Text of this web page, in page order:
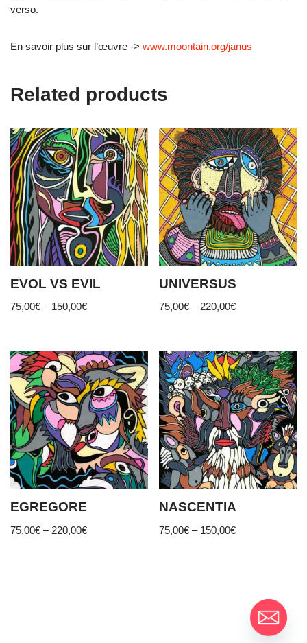
verso.
En savoir plus sur l’œuvre -> www.moontain.org/janus
Related products
EVOL VS EVIL
75,00€ – 150,00€
UNIVERSUS
75,00€ – 220,00€
EGREGORE
75,00€ – 220,00€
NASCENTIA
75,00€ – 150,00€